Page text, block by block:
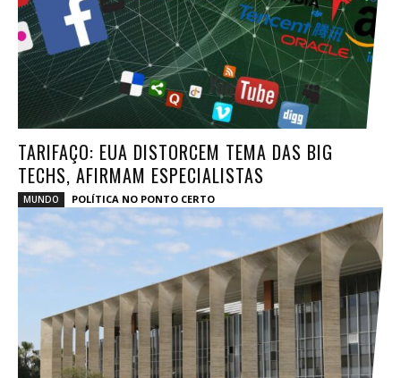
TARIFAÇO: EUA DISTORCEM TEMA DAS BIG
TECHS, AFIRMAM ESPECIALISTAS
MUNDO POLÍTICA NO PONTO CERTO